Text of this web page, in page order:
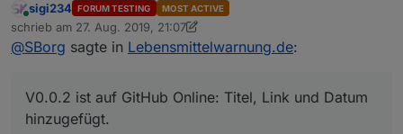
@ SBorg
Mein lieber SBorg, Du bist ja so ne Art McGyver
den Programmierern hier.... Meinst Du man könnte
Filter definieren ? dass z.b. das Vegane Zeug
rausfällt ?
Sollte eigentlich möglich sein, ist mal vorgemerkt :)
Online
sigi234 FORUM TESTING MOST ACTIVE
schrieb am 27. Aug. 2019, 21:07
zuletzt editiert von sigi234
@SBorg sagte in Lebensmittelwarnung.de:
V0.0.2 ist auf GitHub Online: Titel, Link und Datum
hinzugefügt.